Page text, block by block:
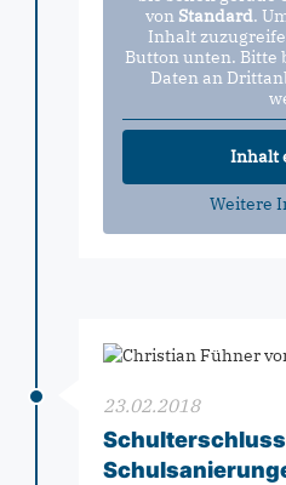
von Standard.
Inhalt
Button unten. Bitte
Daten an
Inhalt
Weitere
23.02.2018